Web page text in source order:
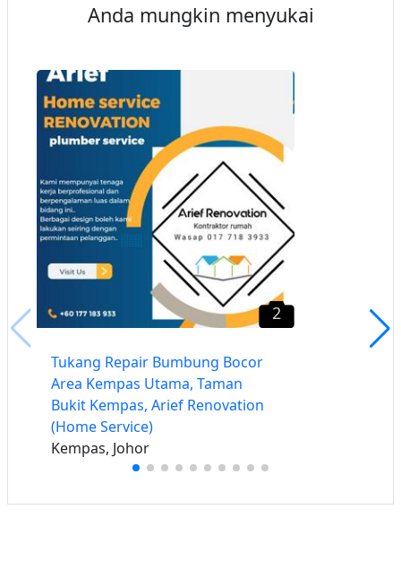
Anda mungkin menyukai
2
Tukang Repair Bumbung Bocor
Area Kempas Utama, Taman
Bukit Kempas, Arief Renovation
(Home Service)
Kempas, Johor